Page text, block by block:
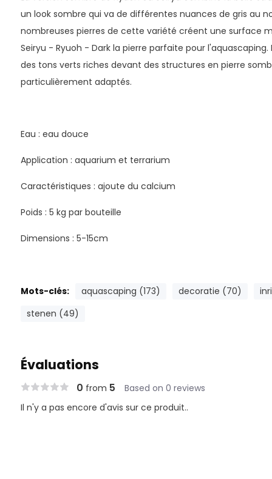
un look sombre qui va de différentes nuances de gris au
nombreuses pierres de cette variété créent une surface
Seiryu - Ryuoh - Dark la pierre parfaite pour
des tons verts riches devant des structures en pierre
particulièrement adaptés.
Eau : eau douce
Application : aquarium et terrarium
Caractéristiques : ajoute du calcium
Poids : 5 kg par bouteille
Dimensions : 5-15cm
Mots-clés: aquascaping (173) decoratie (70)
stenen (49)
Évaluations
0 from 5 Based on 0 reviews
Il n'y a pas encore d'avis sur ce produit..